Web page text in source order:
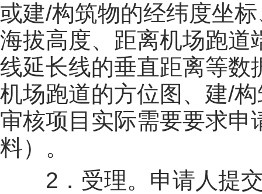
或建/构筑物的经纬度坐
海拔高度、距离机场跑道
线延长线的垂直距离等数
机场跑道的方位图、建/
审核项目实际需要要求申
料）。
2．受理。申请人提交